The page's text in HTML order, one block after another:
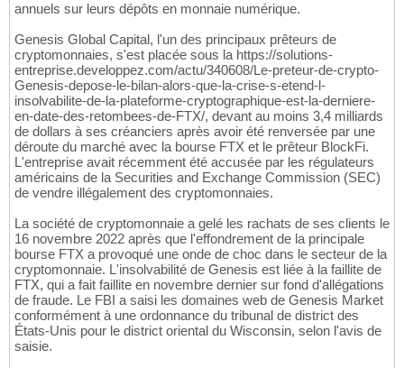
annuels sur leurs dépôts en monnaie numérique.
Genesis Global Capital, l'un des principaux prêteurs de
cryptomonnaies, s'est placée sous la https://solutions-
entreprise.developpez.com/actu/340608/Le-preteur-de-crypto-
Genesis-depose-le-bilan-alors-que-la-crise-s-etend-l-
insolvabilite-de-la-plateforme-cryptographique-est-la-derniere-
en-date-des-retombees-de-FTX/, devant au moins 3,4 milliards
de dollars à ses créanciers après avoir été renversée par une
déroute du marché avec la bourse FTX et le prêteur BlockFi.
L'entreprise avait récemment été accusée par les régulateurs
américains de la Securities and Exchange Commission (SEC)
de vendre illégalement des cryptomonnaies.
La société de cryptomonnaie a gelé les rachats de ses clients le
16 novembre 2022 après que l'effondrement de la principale
bourse FTX a provoqué une onde de choc dans le secteur de la
cryptomonnaie. L'insolvabilité de Genesis est liée à la faillite de
FTX, qui a fait faillite en novembre dernier sur fond d'allégations
de fraude. Le FBI a saisi les domaines web de Genesis Market
conformément à une ordonnance du tribunal de district des
États-Unis pour le district oriental du Wisconsin, selon l'avis de
saisie.